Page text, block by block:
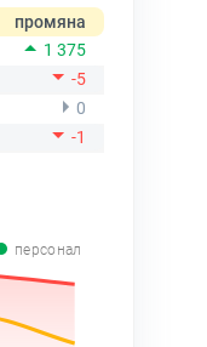
промяна
1 375
-5
0
-1
персонал